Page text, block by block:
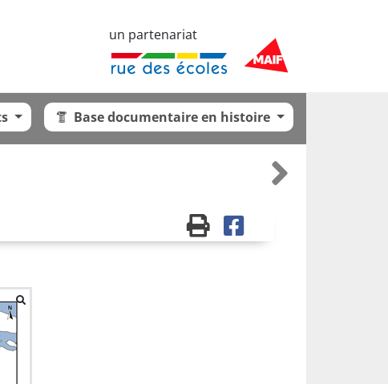
un partenariat
Base documentaire en histoire